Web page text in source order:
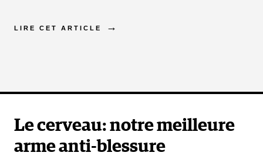
LIRE CET ARTICLE
Le cerveau: notre meilleure
arme anti-blessure